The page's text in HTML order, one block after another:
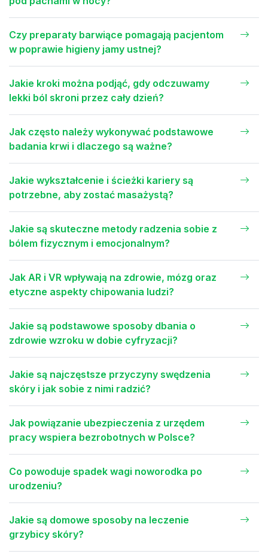
Czy preparaty barwiące pomagają pacjentom
w poprawie higieny jamy ustnej?
Jakie kroki można podjąć, gdy odczuwamy
lekki ból skroni przez cały dzień?
Jak często należy wykonywać podstawowe
badania krwi i dlaczego są ważne?
Jakie wykształcenie i ścieżki kariery są
potrzebne, aby zostać masażystą?
Jakie są skuteczne metody radzenia sobie z
bólem fizycznym i emocjonalnym?
Jak AR i VR wpływają na zdrowie, mózg oraz
etyczne aspekty chipowania ludzi?
Jakie są podstawowe sposoby dbania o
zdrowie wzroku w dobie cyfryzacji?
Jakie są najczęstsze przyczyny swędzenia
skóry i jak sobie z nimi radzić?
Jak powiązanie ubezpieczenia z urzędem
pracy wspiera bezrobotnych w Polsce?
Co powoduje spadek wagi noworodka po
urodzeniu?
Jakie są domowe sposoby na leczenie
grzybicy skóry?